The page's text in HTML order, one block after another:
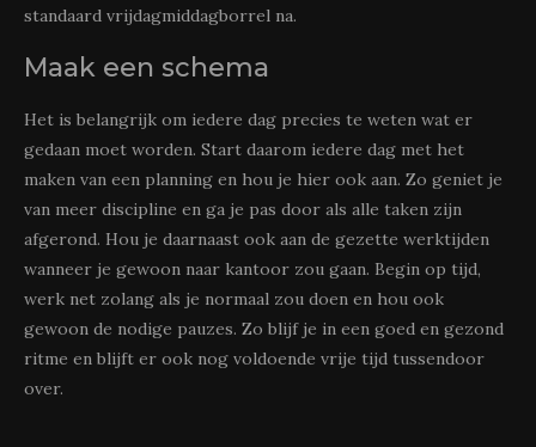
standaard vrijdagmiddagborrel na.
Maak een schema
Het is belangrijk om iedere dag precies te weten wat er
gedaan moet worden. Start daarom iedere dag met het
maken van een planning en hou je hier ook aan. Zo geniet je
van meer discipline en ga je pas door als alle taken zijn
afgerond. Hou je daarnaast ook aan de gezette werktijden
wanneer je gewoon naar kantoor zou gaan. Begin op tijd,
werk net zolang als je normaal zou doen en hou ook
gewoon de nodige pauzes. Zo blijf je in een goed en gezond
ritme en blijft er ook nog voldoende vrije tijd tussendoor
over.